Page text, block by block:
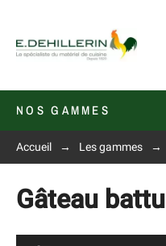
NOS GAMMES
Accueil Les gammes
Gâteau battu